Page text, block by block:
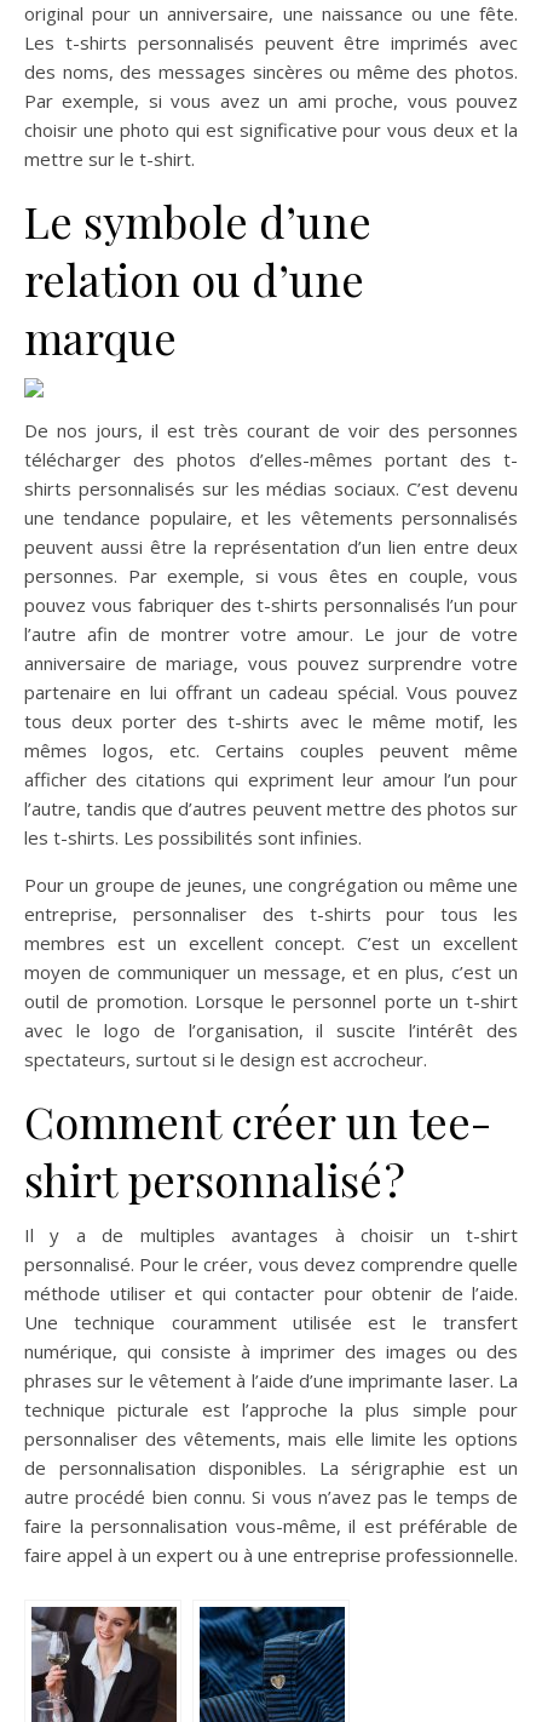
original pour un anniversaire, une naissance ou une fête.
Les t-shirts personnalisés peuvent être imprimés avec
des noms, des messages sincères ou même des photos.
Par exemple, si vous avez un ami proche, vous pouvez
choisir une photo qui est significative pour vous deux et la
mettre sur le t-shirt.
Le symbole d’une
relation ou d’une
marque
De nos jours, il est très courant de voir des personnes
télécharger des photos d’elles-mêmes portant des t-
shirts personnalisés sur les médias sociaux. C’est devenu
une tendance populaire, et les vêtements personnalisés
peuvent aussi être la représentation d’un lien entre deux
personnes. Par exemple, si vous êtes en couple, vous
pouvez vous fabriquer des t-shirts personnalisés l’un pour
l’autre afin de montrer votre amour. Le jour de votre
anniversaire de mariage, vous pouvez surprendre votre
partenaire en lui offrant un cadeau spécial. Vous pouvez
tous deux porter des t-shirts avec le même motif, les
mêmes logos, etc. Certains couples peuvent même
afficher des citations qui expriment leur amour l’un pour
l’autre, tandis que d’autres peuvent mettre des photos sur
les t-shirts. Les possibilités sont infinies.
Pour un groupe de jeunes, une congrégation ou même une
entreprise, personnaliser des t-shirts pour tous les
membres est un excellent concept. C’est un excellent
moyen de communiquer un message, et en plus, c’est un
outil de promotion. Lorsque le personnel porte un t-shirt
avec le logo de l’organisation, il suscite l’intérêt des
spectateurs, surtout si le design est accrocheur.
Comment créer un tee-
shirt personnalisé ?
Il y a de multiples avantages à choisir un t-shirt
personnalisé. Pour le créer, vous devez comprendre quelle
méthode utiliser et qui contacter pour obtenir de l’aide.
Une technique couramment utilisée est le transfert
numérique, qui consiste à imprimer des images ou des
phrases sur le vêtement à l’aide d’une imprimante laser. La
technique picturale est l’approche la plus simple pour
personnaliser des vêtements, mais elle limite les options
de personnalisation disponibles. La sérigraphie est un
autre procédé bien connu. Si vous n’avez pas le temps de
faire la personnalisation vous-même, il est préférable de
faire appel à un expert ou à une entreprise professionnelle.